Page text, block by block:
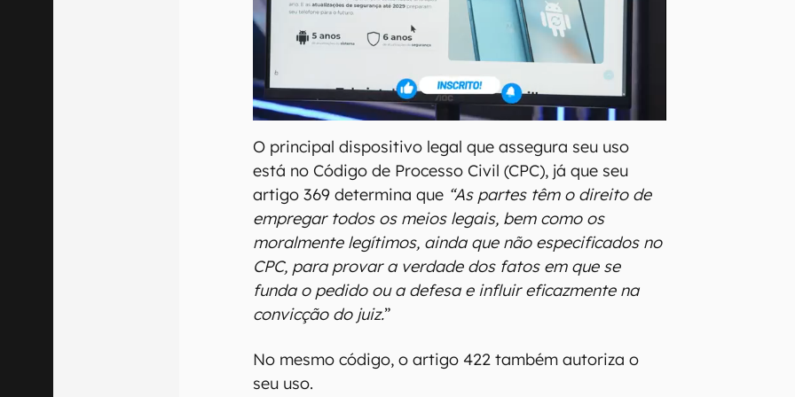
O principal dispositivo legal que assegura seu uso
está no Código de Processo Civil (CPC), já que seu
artigo 369 determina que “As partes têm o direito de
empregar todos os meios legais, bem como os
moralmente legítimos, ainda que não especificados no
CPC, para provar a verdade dos fatos em que se
funda o pedido ou a defesa e influir eficazmente na
convicção do juiz.”
No mesmo código, o artigo 422 também autoriza o
seu uso.